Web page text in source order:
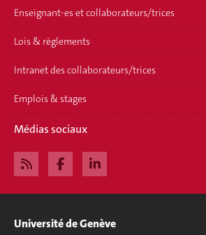
Enseignant-es et collaborateurs/trices
Lois & règlements
Intranet des collaborateurs/trices
Emplois & stages
Médias sociaux
Université de Genève